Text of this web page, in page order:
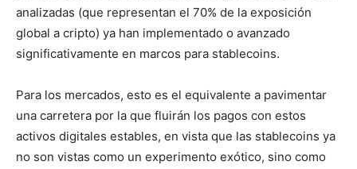
analizadas (que representan el 70% de la exposición
global a cripto) ya han implementado o avanzado
significativamente en marcos para stablecoins.
Para los mercados, esto es el equivalente a pavimentar
una carretera por la que fluirán los pagos con estos
activos digitales estables, en vista que las stablecoins ya
no son vistas como un experimento exótico, sino como